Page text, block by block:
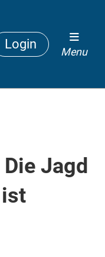
Login
Menu
Jagd